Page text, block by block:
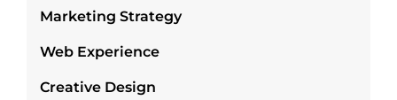
Marketing Strategy
Web Experience
Creative Design